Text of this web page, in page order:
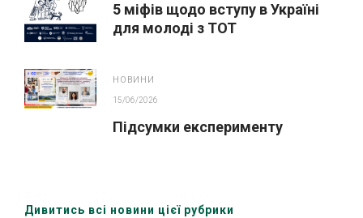
5 міфів щодо вступу в Україні
для молоді з ТОТ
НОВИНИ
15/06/2026
Підсумки експерименту
Дивитись всі новини цієї рубрики